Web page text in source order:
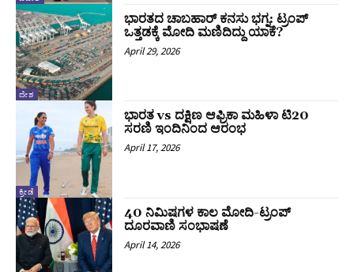
ದೇಶ
ಭಾರತದ ಚಾಬಹಾರ್ ಕನಸು ಭಗ್ನ: ಟ್ರಂಪ್‌
ಒತ್ತಡಕ್ಕೆ ಮೋದಿ ಮಣಿದಿದ್ದು ಯಾಕೆ?
April 29, 2026
ಕ್ರೀಡೆ
ಭಾರತ vs ದಕ್ಷಿಣ ಆಫ್ರಿಕಾ ಮಹಿಳಾ ಟಿ20
ಸರಣಿ ಇಂದಿನಿಂದ ಆರಂಭ
April 17, 2026
40 ನಿಮಿಷಗಳ ಕಾಲ ಮೋದಿ-ಟ್ರಂಪ್‌
ದೂರವಾಣಿ ಸಂಭಾಷಣೆ
April 14, 2026